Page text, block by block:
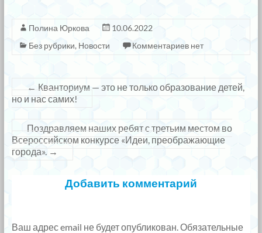
Полина Юркова
10.06.2022
Без рубрики, Новости Комментариев нет
← Кванториум — это не только образование детей,
но и нас самих!
Поздравляем наших ребят с третьим местом во
Всероссийском конкурсе «Идеи, преображающие
города». →
Добавить комментарий
Ваш адрес email не будет опубликован. Обязательные